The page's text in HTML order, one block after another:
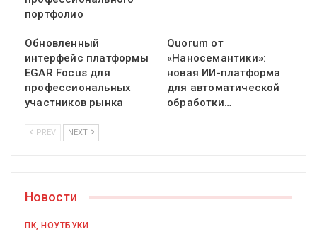
портфолио
Обновленный
интерфейс платформы
EGAR Focus для
профессиональных
участников рынка
Quorum от
«Наносемантики»:
новая ИИ-платформа
для автоматической
обработки…
PREV NEXT
Новости
ПК, НОУТБУКИ